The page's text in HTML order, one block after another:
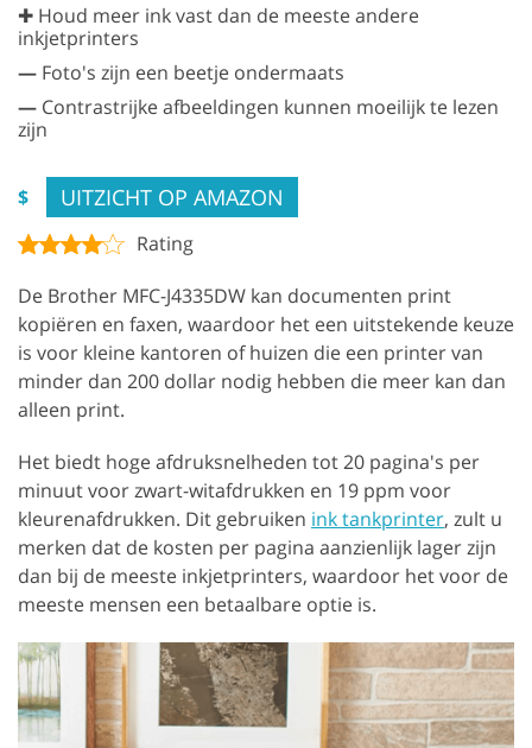
✚ Houd meer ink vast dan de meeste andere
inkjetprinters
— Foto's zijn een beetje ondermaats
— Contrastrijke afbeeldingen kunnen moeilijk te lezen
zijn
$ UITZICHT OP AMAZON
Rating
De Brother MFC-J4335DW kan documenten print
kopiëren en faxen, waardoor het een uitstekende keuze
is voor kleine kantoren of huizen die een printer van
minder dan 200 dollar nodig hebben die meer kan dan
alleen print.
Het biedt hoge afdruksnelheden tot 20 pagina's per
minuut voor zwart-witafdrukken en 19 ppm voor
kleurenafdrukken. Dit gebruiken ink tankprinter, zult u
merken dat de kosten per pagina aanzienlijk lager zijn
dan bij de meeste inkjetprinters, waardoor het voor de
meeste mensen een betaalbare optie is.